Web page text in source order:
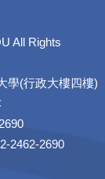
All Rights
學(行政大樓四樓)
2462-2690